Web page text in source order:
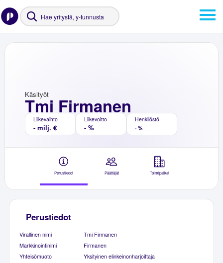
Tmi Firmanen
Käsityöt
Liikevaihto
- milj. €
Liikevoitto
- %
Henkilöstö
- %
Perustiedot Päättäjät Toimipaikat
Perustiedot
Virallinen nimi
Tmi Firmanen
Markkinointinimi
Firmanen
Yhteisömuoto
Yksityinen elinkeinonharjoittaja